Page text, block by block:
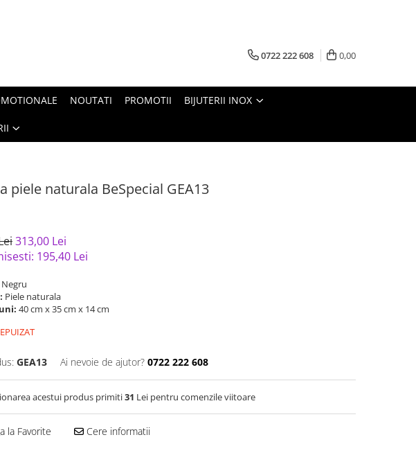
0722 222 608 0,00
NOUTATI PROMOTII BIJUTERII INOX
piele naturala BeSpecial GEA13
313,00 Lei
195,40 Lei
Negru
Piele naturala
40 cm x 35 cm x 14 cm
GEA13 Ai nevoie de ajutor? 0722 222 608
acestui produs primiti31 Lei pentru comenzile viitoare
la Favorite Cere informatii